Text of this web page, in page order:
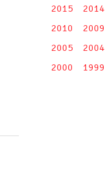
2015
2014
2010
2009
2005
2004
2000
1999